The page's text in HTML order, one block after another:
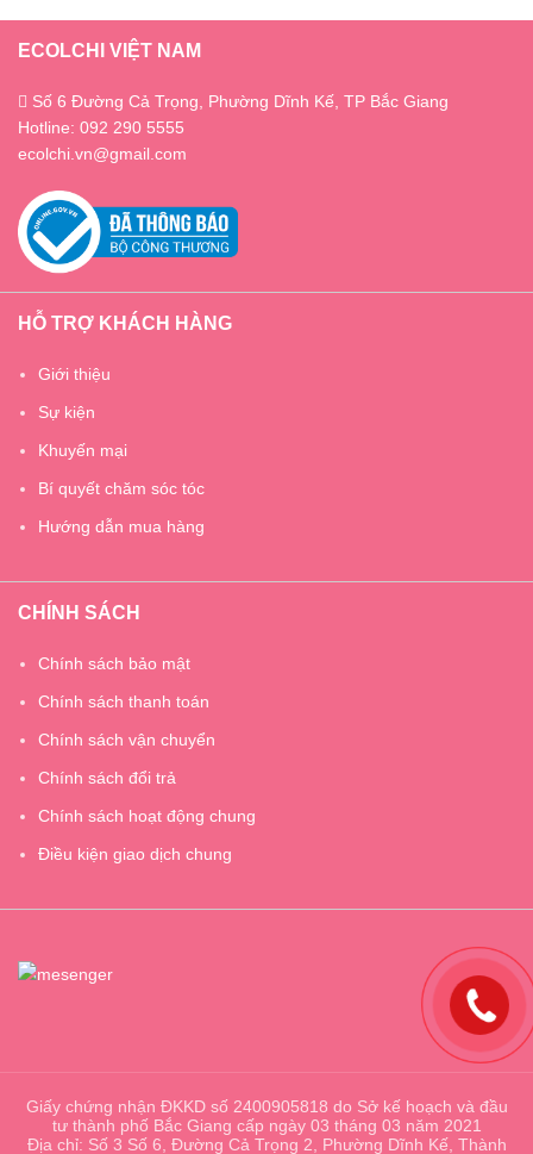
ECOLCHI VIỆT NAM
Số 6 Đường Cả Trọng, Phường Dĩnh Kế, TP Bắc Giang
Hotline: 092 290 5555
ecolchi.vn@gmail.com
HỖ TRỢ KHÁCH HÀNG
Giới thiệu
Sự kiện
Khuyến mại
Bí quyết chăm sóc tóc
Hướng dẫn mua hàng
CHÍNH SÁCH
Chính sách bảo mật
Chính sách thanh toán
Chính sách vận chuyển
Chính sách đổi trả
Chính sách hoạt động chung
Điều kiện giao dịch chung
Giấy chứng nhận ĐKKD số 2400905818 do Sở kế hoạch và đầu
tư thành phố Bắc Giang cấp ngày 03 tháng 03 năm 2021
Địa chỉ: Số 3 Số 6, Đường Cả Trọng 2, Phường Dĩnh Kế, Thành